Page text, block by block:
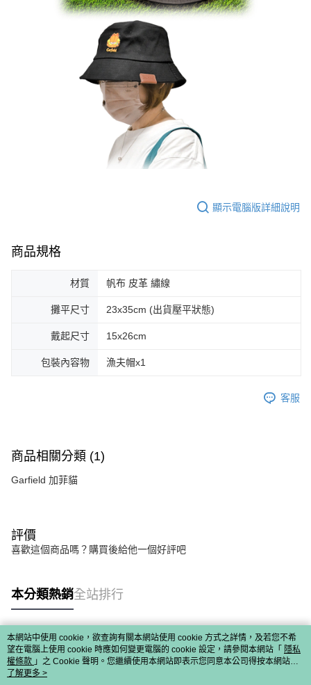
顯示電腦版詳細說明
商品規格
材質 帆布 皮革 繡線
攤平尺寸 23x35cm (出貨壓平狀態)
戴起尺寸 15x26cm
包裝內容物 漁夫帽x1
客服
商品相關分類 (1)
Garfield 加菲貓
評價
喜歡這個商品嗎？購買後給他一個好評吧
本分類熱銷全站排行
熱門標籤
本網站中使用 cookie，欲查詢有關本網站使用 cookie 方式之詳情，及若您不希
望在電腦上使用 cookie 時應如何變更電腦的 cookie 設定，請參閱本網站「 隱私
權條款 」之 Cookie 聲明。您繼續使用本網站即表示您同意本公司得按本網站使
用條款之 Cookie 聲明使用 cookie。
了解更多 >